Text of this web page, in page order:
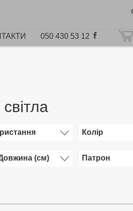
050 430 53 12
Колір
(см) Патрон